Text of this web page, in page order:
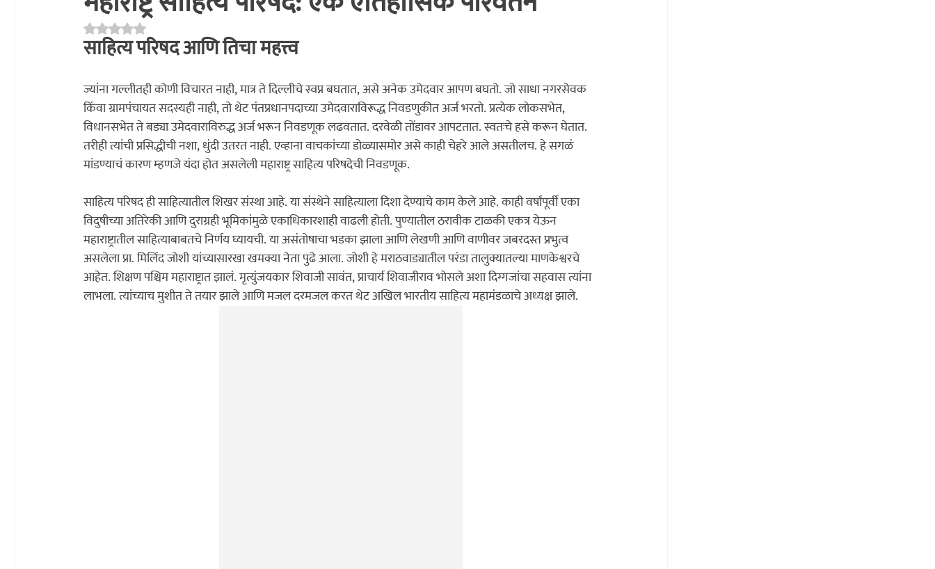
प्रकाशन साहित्य चपराक संशोधन
Rated NaN out of 5 stars.
साहित्य परिषद आणि तिचा महत्त्व
ज्यांना गल्लीतही कोणी विचारत नाही, मात्र ते दिल्लीचे स्वप्न बघतात, असे अनेक उमेदवार आपण बघतो. जो साधा नगरसेवक
किंवा ग्रामपंचायत सदस्यही नाही, तो थेट पंतप्रधानपदाच्या उमेदवाराविरूद्ध निवडणुकीत अर्ज भरतो. प्रत्येक लोकसभेत,
विधानसभेत ते बड्या उमेदवाराविरुद्ध अर्ज भरून निवडणूक लढवतात. दरवेळी तोंडावर आपटतात. स्वतःचे हसे करून घेतात.
तरीही त्यांची प्रसिद्धीची नशा, धुंदी उतरत नाही. एव्हाना वाचकांच्या डोळ्यासमोर असे काही चेहरे आले असतीलच. हे सगळं
मांडण्याचं कारण म्हणजे यंदा होत असलेली महाराष्ट्र साहित्य परिषदेची निवडणूक.
साहित्य परिषद ही साहित्यातील शिखर संस्था आहे. या संस्थेने साहित्याला दिशा देण्याचे काम केले आहे. काही वर्षांपूर्वी एका
विदुषीच्या अतिरेकी आणि दुराग्रही भूमिकांमुळे एकाधिकारशाही वाढली होती. पुण्यातील ठरावीक टाळकी एकत्र येऊन
महाराष्ट्रातील साहित्याबाबतचे निर्णय घ्यायची. या असंतोषाचा भडका झाला आणि लेखणी आणि वाणीवर जबरदस्त प्रभुत्व
असलेला प्रा. मिलिंद जोशी यांच्यासारखा खमक्या नेता पुढे आला. जोशी हे मराठवाड्यातील परंडा तालुक्यातल्या माणकेश्वरचे
आहेत. शिक्षण पश्चिम महाराष्ट्रात झालं. मृत्युंजयकार शिवाजी सावंत, प्राचार्य शिवाजीराव भोसले अशा दिग्गजांचा सहवास त्यांना
लाभला. त्यांच्याच मुशीत ते तयार झाले आणि मजल दरमजल करत थेट अखिल भारतीय साहित्य महामंडळाचे अध्यक्ष झाले.